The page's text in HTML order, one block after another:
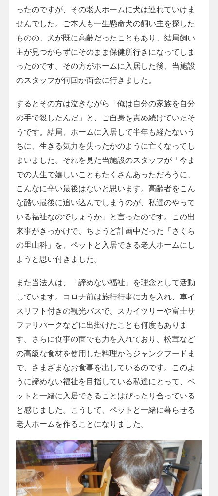
ったのですが、その老人ホームに犬は連れていけま
せんでした。ご本人も一生懸命犬の飼い主を探した
ものの、犬が既に高齢だったこともあり、結局飼い
主が見つからずにそのまま保健所行きになってしま
ったのです。その方がホームに入居した後、当施設
のスタッフが何回か面会に行きました。
するとその方は泣きながら「俺は自分の家族を自分
の手で殺したんだ」と、ご自身を責め続けていたそ
うです。結局、ホームに入居して半年も経たないう
ちに、生きる気力を失ったかのように亡くなってし
まいました。それを見た当施設のスタッフが「今ま
での人生で嬉しいこともたくさんあっただろうに、
こんなに辛い最後はないと思います。高齢者をこん
な酷い最後に追い込んでしまうのが、私達のやって
いる福祉なのでしょうか」と言ったのです。この出
来事がきっかけで、ちょうど計画中だった「さくら
の里山科」を、ペットと入居できる老人ホームにし
ようと思い付きました。
また当法人は、「諦めない福祉」を理念として活動
しています。コロナ前は旅行行事に力を入れ、車イ
スリフト付きの観光バスで、スカイツリーや富士サ
ファリパークなどに出掛けたことも何度もありま
す。さらに食事の面でも力を入れており、松茸など
の高級な食材を使用した料理からジャンクフードま
で、さまざまなお食事を出しているのです。このよ
うに諦めない福祉を目指している私達にとって、ペ
ットと一緒に入居できることはぴったり合っている
と感じました。こうして、ペットと一緒に暮らせる
老人ホームを作ることになりました。